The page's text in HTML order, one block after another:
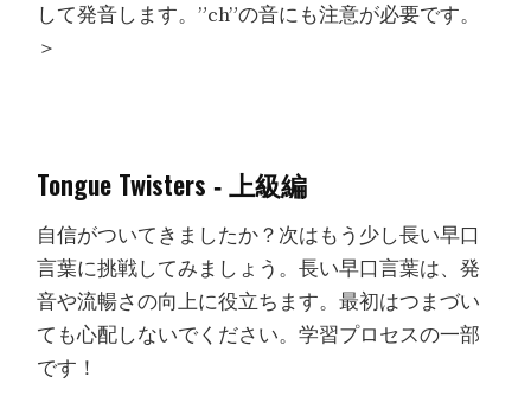
して発音します。”ch”の音にも注意が必要です。
＞
Tongue Twisters ‐ 上級編
自信がついてきましたか？次はもう少し長い早口
言葉に挑戦してみましょう。長い早口言葉は、発
音や流暢さの向上に役立ちます。最初はつまづい
ても心配しないでください。学習プロセスの一部
です！